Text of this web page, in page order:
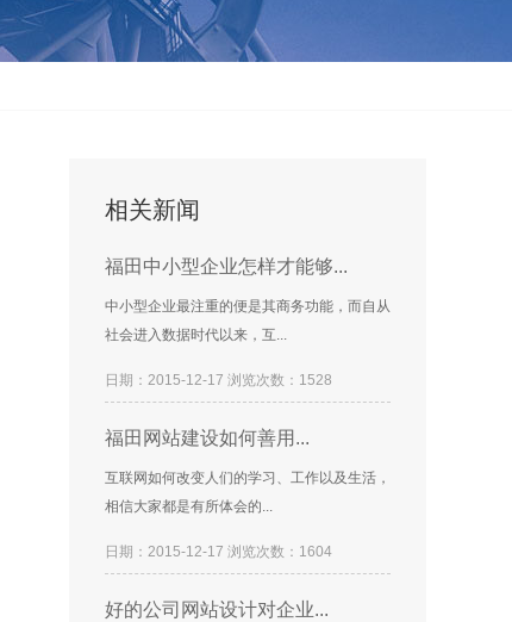
相关新闻
福田中小型企业怎样才能够...
中小型企业最注重的便是其商务功能，而自从
社会进入数据时代以来，互...
日期：2015-12-17 浏览次数：1528
福田网站建设如何善用...
互联网如何改变人们的学习、工作以及生活，
相信大家都是有所体会的...
日期：2015-12-17 浏览次数：1604
好的公司网站设计对企业...